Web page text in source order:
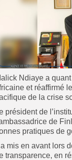
Ndiaye a
et réaffirmé
de la crise
président de
de
pratiques de
mis en avant lors
transparence, en